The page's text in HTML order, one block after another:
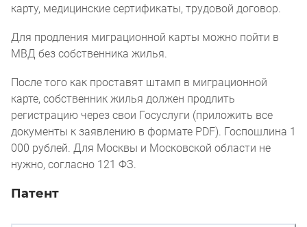
карту, медицинские сертификаты, трудовой договор.
Для продления миграционной карты можно пойти в
МВД без собственника жилья.
После того как проставят штамп в миграционной
карте, собственник жилья должен продлить
регистрацию через свои Госуслуги (приложить все
документы к заявлению в формате PDF). Госпошлина 1
000 рублей. Для Москвы и Московской области не
нужно, согласно 121 ФЗ.
Патент